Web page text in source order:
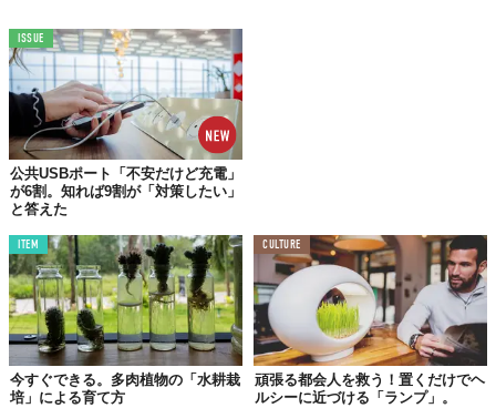
室内で葉物野菜やエディブルフラワー（食用花）を育てられるよ
うに考えられたのが、この「Plantui」。どんな仕組みになってい
るか、中を見てみましょう。
ISSUE
公共USBポート「不安だけど充電」
が6割。知れば9割が「対策したい」
と答えた
ITEM
今すぐできる。多肉植物の「水耕栽
培」による育て方
CULTURE
頑張る都会人を救う！置くだけでヘ
ルシーに近づける「ランプ」。